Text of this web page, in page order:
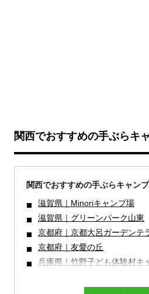
関西でおすすめの手ぶらキ
関西でおすすめの手ぶらキャン
滋賀県｜Minoriキャンプ場
滋賀県｜グリーンパーク山東
京都府｜京都大呂ガーデンテ
京都府｜友愛の丘
兵庫県｜竹野子ども体験村キ